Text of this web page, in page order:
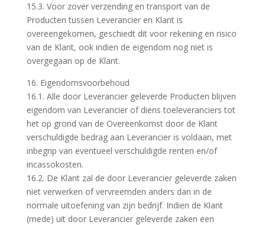
15.3. Voor zover verzending en transport van de
Producten tussen Leverancier en Klant is
overeengekomen, geschiedt dit voor rekening en risico
van de Klant, ook indien de eigendom nog niet is
overgegaan op de Klant.
16. Eigendomsvoorbehoud
16.1. Alle door Leverancier geleverde Producten blijven
eigendom van Leverancier of diens toeleveranciers tot
het op grond van de Overeenkomst door de Klant
verschuldigde bedrag aan Leverancier is voldaan, met
inbegrip van eventueel verschuldigde renten en/of
incassokosten.
16.2. De Klant zal de door Leverancier geleverde zaken
niet verwerken of vervreemden anders dan in de
normale uitoefening van zijn bedrijf. Indien de Klant
(mede) uit door Leverancier geleverde zaken een